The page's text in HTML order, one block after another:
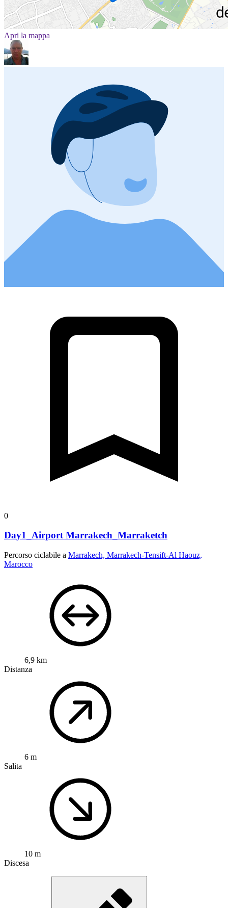
Apri la mappa
0
Day1_Airport Marrakech_Marraketch
Percorso ciclabile a Marrakech, Marrakech-Tensift-Al Haouz,
Marocco
6,9 km
Distanza
6 m
Salita
10 m
Discesa